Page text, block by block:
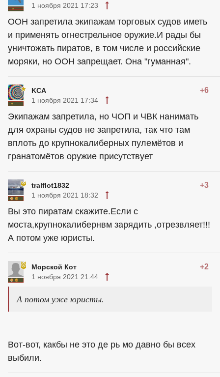
1 ноября 2021 17:23
ООН запретила экипажам торговых судов иметь
и применять огнестрельное оружие.И рады бы
уничтожать пиратов, в том числе и российские
моряки, но ООН запрещает. Она "гуманная".
KCA +6
1 ноября 2021 17:34
Экипажам запретила, но ЧОП и ЧВК нанимать
для охраны судов не запретила, так что там
вплоть до крупнокалиберных пулемётов и
гранатомётов оружие присутствует
tralflot1832 +3
1 ноября 2021 18:32
Вы это пиратам скажите.Если с
моста,крупнокалибернвм зарядить ,отрезвляет!!!
А потом уже юристы.
Морской Кот +2
1 ноября 2021 21:44
А потом уже юристы.
Вот-вот, какбы не это де рь мо давно бы всех
выбили.